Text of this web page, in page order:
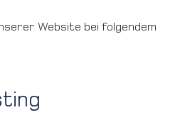
Website bei folgendem